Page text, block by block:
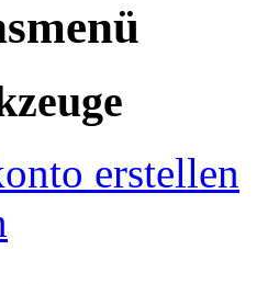
erstellen